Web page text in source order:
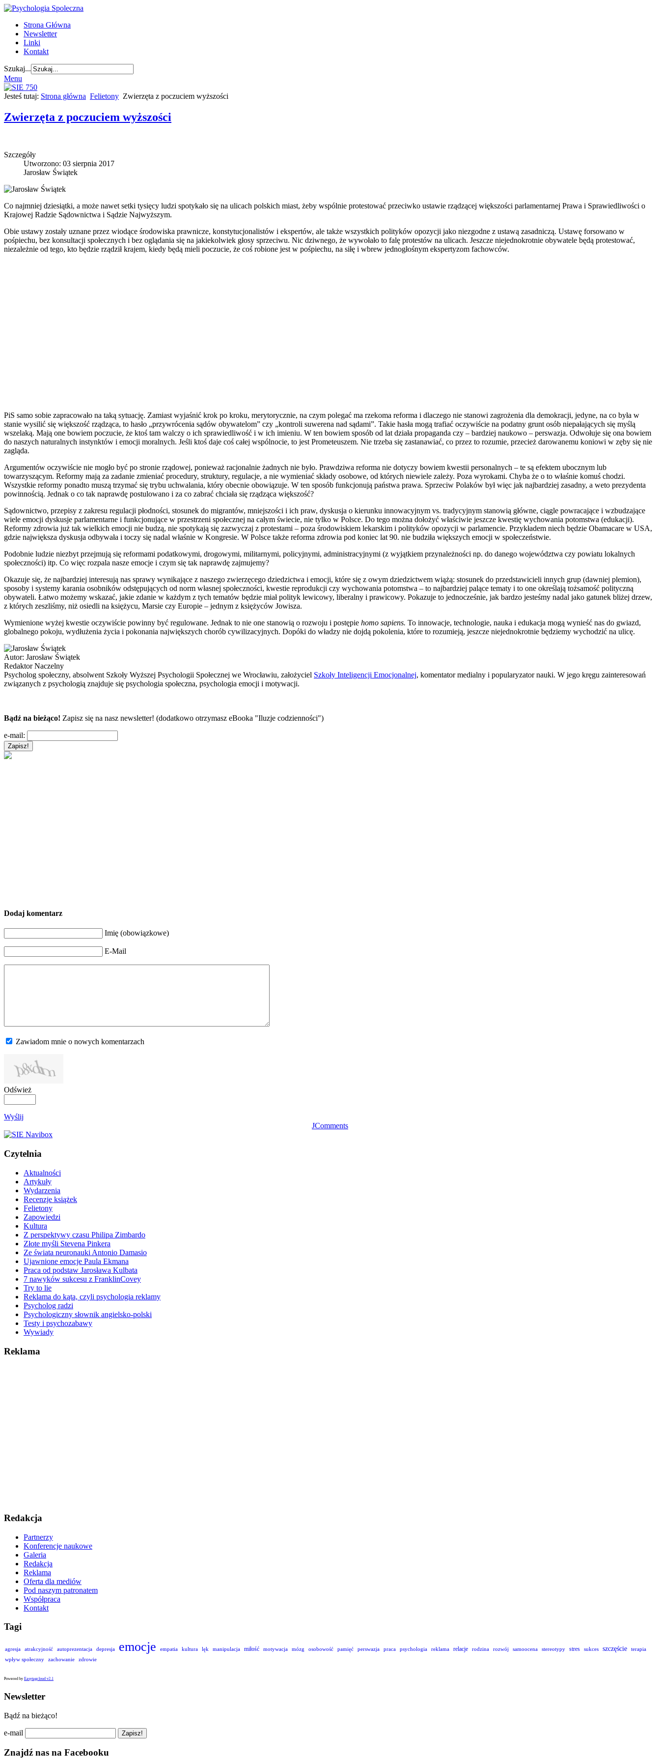
Strona Główna
Newsletter
Linki
Kontakt
Szukaj...
Menu
Jesteś tutaj: Strona główna Felietony Zwierzęta z poczuciem wyższości
Zwierzęta z poczuciem wyższości
Szczegóły
Utworzono: 03 sierpnia 2017
Jarosław Świątek
Co najmniej dziesiątki, a może nawet setki tysięcy ludzi spotykało się na ulicach polskich miast, żeby wspólnie protestować przeciwko ustawie rządzącej większości parlamentarnej Prawa i Sprawiedliwości o
Krajowej Radzie Sądownictwa i Sądzie Najwyższym.
Obie ustawy zostały uznane przez wiodące środowiska prawnicze, konstytucjonalistów i ekspertów, ale także wszystkich polityków opozycji jako niezgodne z ustawą zasadniczą. Ustawę forsowano w
pośpiechu, bez konsultacji społecznych i bez oglądania się na jakiekolwiek głosy sprzeciwu. Nic dziwnego, że wywołało to falę protestów na ulicach. Jeszcze niejednokrotnie obywatele będą protestować,
niezależnie od tego, kto będzie rządził krajem, kiedy będą mieli poczucie, że coś robione jest w pośpiechu, na siłę i wbrew jednogłośnym ekspertyzom fachowców.
PiS samo sobie zapracowało na taką sytuację. Zamiast wyjaśnić krok po kroku, merytorycznie, na czym polegać ma rzekoma reforma i dlaczego nie stanowi zagrożenia dla demokracji, jedyne, na co była w
stanie wysilić się większość rządząca, to hasło „przywrócenia sądów obywatelom” czy „kontroli suwerena nad sądami”. Takie hasła mogą trafiać oczywiście na podatny grunt osób niepałających się myślą
wszelaką. Mają one bowiem poczucie, że ktoś tam walczy o ich sprawiedliwość i w ich imieniu. W ten bowiem sposób od lat działa propaganda czy – bardziej naukowo – perswazja. Odwołuje się ona bowiem
do naszych naturalnych instynktów i emocji moralnych. Jeśli ktoś daje coś całej wspólnocie, to jest Prometeuszem. Nie trzeba się zastanawiać, co przez to rozumie, przecież darowanemu koniowi w zęby się nie
zagląda.
Argumentów oczywiście nie mogło być po stronie rządowej, ponieważ racjonalnie żadnych nie było. Prawdziwa reforma nie dotyczy bowiem kwestii personalnych – te są efektem ubocznym lub
towarzyszącym. Reformy mają za zadanie zmieniać procedury, struktury, regulacje, a nie wymieniać składy osobowe, od których niewiele zależy. Poza wyrokami. Chyba że o to właśnie komuś chodzi.
Wszystkie reformy ponadto muszą trzymać się trybu uchwalania, który obecnie obowiązuje. W ten sposób funkcjonują państwa prawa. Sprzeciw Polaków był więc jak najbardziej zasadny, a weto prezydenta
powinnością. Jednak o co tak naprawdę postulowano i za co zabrać chciała się rządząca większość?
Sądownictwo, przepisy z zakresu regulacji płodności, stosunek do migrantów, mniejszości i ich praw, dyskusja o kierunku innowacyjnym vs. tradycyjnym stanowią główne, ciągle powracające i wzbudzające
wiele emocji dyskusje parlamentarne i funkcjonujące w przestrzeni społecznej na całym świecie, nie tylko w Polsce. Do tego można dołożyć właściwie jeszcze kwestię wychowania potomstwa (edukacji).
Reformy zdrowia już tak wielkich emocji nie budzą, nie spotykają się zazwyczaj z protestami – poza środowiskiem lekarskim i polityków opozycji w parlamencie. Przykładem niech będzie Obamacare w USA,
gdzie największa dyskusja odbywała i toczy się nadal właśnie w Kongresie. W Polsce także reforma zdrowia pod koniec lat 90. nie budziła większych emocji w społeczeństwie.
Podobnie ludzie niezbyt przejmują się reformami podatkowymi, drogowymi, militarnymi, policyjnymi, administracyjnymi (z wyjątkiem przynależności np. do danego województwa czy powiatu lokalnych
społeczności) itp. Co więc rozpala nasze emocje i czym się tak naprawdę zajmujemy?
Okazuje się, że najbardziej interesują nas sprawy wynikające z naszego zwierzęcego dziedzictwa i emocji, które się z owym dziedzictwem wiążą: stosunek do przedstawicieli innych grup (dawniej plemion),
sposoby i systemy karania osobników odstępujących od norm własnej społeczności, kwestie reprodukcji czy wychowania potomstwa – to najbardziej palące tematy i to one określają tożsamość polityczną
obywateli. Łatwo możemy wskazać, jakie zdanie w każdym z tych tematów będzie miał polityk lewicowy, liberalny i prawicowy. Pokazuje to jednocześnie, jak bardzo jesteśmy nadal jako gatunek bliżej drzew,
z których zeszliśmy, niż osiedli na księżycu, Marsie czy Europie – jednym z księżyców Jowisza.
Wymienione wyżej kwestie oczywiście powinny być regulowane. Jednak to nie one stanowią o rozwoju i postępie homo sapiens. To innowacje, technologie, nauka i edukacja mogą wynieść nas do gwiazd,
globalnego pokoju, wydłużenia życia i pokonania największych chorób cywilizacyjnych. Dopóki do władzy nie dojdą pokolenia, które to rozumieją, jeszcze niejednokrotnie będziemy wychodzić na ulicę.
Autor: Jarosław Świątek
Redaktor Naczelny
Psycholog społeczny, absolwent Szkoły Wyższej Psychologii Społecznej we Wrocławiu, założyciel Szkoły Inteligencji Emocjonalnej, komentator medialny i popularyzator nauki. W jego kręgu zainteresowań
związanych z psychologią znajduje się psychologia społeczna, psychologia emocji i motywacji.
Bądź na bieżąco! Zapisz się na nasz newsletter! (dodatkowo otrzymasz eBooka "Iluzje codzienności")
e-mail:
Dodaj komentarz
Imię (obowiązkowe)
E-Mail
Zawiadom mnie o nowych komentarzach
Odśwież
Wyślij
JComments
Czytelnia
Aktualności
Artykuły
Wydarzenia
Recenzje książek
Felietony
Zapowiedzi
Kultura
Z perspektywy czasu Philipa Zimbardo
Złote myśli Stevena Pinkera
Ze świata neuronauki Antonio Damasio
Ujawnione emocje Paula Ekmana
Praca od podstaw Jarosława Kulbata
7 nawyków sukcesu z FranklinCovey
Try to lie
Reklama do kąta, czyli psychologia reklamy
Psycholog radzi
Psychologiczny słownik angielsko-polski
Testy i psychozabawy
Wywiady
Reklama
Redakcja
Partnerzy
Konferencje naukowe
Galeria
Redakcja
Reklama
Oferta dla mediów
Pod naszym patronatem
Współpraca
Kontakt
Tagi
agresja atrakcyjność autoprezentacja depresja emocje empatia kultura lęk manipulacja miłość motywacja mózg osobowość pamięć perswazja praca psychologia reklama relacje rodzina rozwój samoocena stereotypy stres sukces szczęście
terapia
wpływ społeczny
zachowanie zdrowie
Powered by Easytagcloud v2.1
Newsletter
Bądź na bieżąco!
e-mail
Znajdź nas na Facebooku